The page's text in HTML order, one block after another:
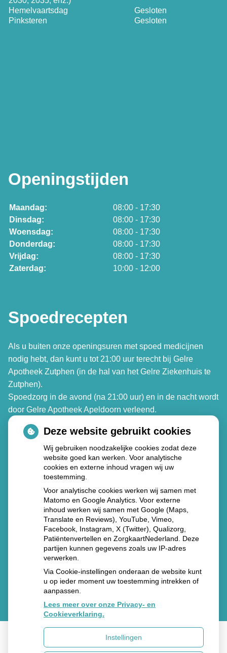
Hemelvaartsdag
Gesloten
Pinksteren
Gesloten
Openingstijden
Maandag:
08:00 - 17:30
Dinsdag:
08:00 - 17:30
Woensdag:
08:00 - 17:30
Donderdag:
08:00 - 17:30
Vrijdag:
08:00 - 17:30
Zaterdag:
10:00 - 12:00
Spoedrecepten
Als u buiten onze openingsuren met spoed medicijnen
nodig hebt, dan kunt u tot 21:00 uur terecht bij Gelre
Apotheek Zutphen (in de hal van het Gelre Ziekenhuis te
Zutphen).
Spoedzorg in de avond (na 21:00 uur) en in de nacht wordt
door Gelre Apotheek Apeldoorn verleend.
Gelre Apotheek Zutphen
Den Elterweg 77
7207 AE Zutphen
Tel. 088 - 105 3399
Gelre Apotheek Apeldoorn
Albert Schweitzerlaan 31 (route 2)
7334 DZ Apeldoorn
088 – 105 3389
Deze website gebruikt cookies
Wij gebruiken noodzakelijke cookies zodat deze
website goed kan werken. Voor analytische
cookies en externe inhoud vragen wij uw
toestemming.
Voor analytische cookies werken wij samen met
Matomo en Google Analytics. Voor externe
inhoud werken wij samen met Google (Maps,
Translate en Reviews), YouTube, Vimeo,
Facebook, Instagram, X (Twitter), Qualizorg,
Patiëntenvertellen en ZorgkaartNederland. Deze
partijen kunnen gegevens zoals uw IP-adres
verwerken.
Via Cookie-instellingen onderaan de website kunt
u op ieder moment uw toestemming intrekken of
aanpassen.
Lees meer over onze Privacy- en
Cookieverklaring.
Instellingen